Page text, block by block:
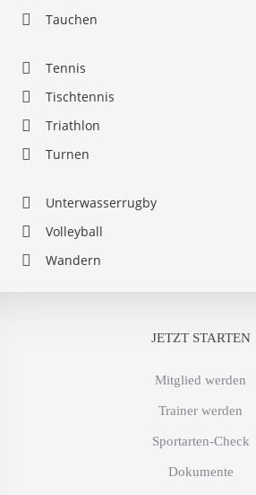
Tauchen
Tennis
Tischtennis
Triathlon
Turnen
Unterwasserrugby
Volleyball
Wandern
JETZT STARTEN
Mitglied werden
Trainer werden
Sportarten-Check
Dokumente